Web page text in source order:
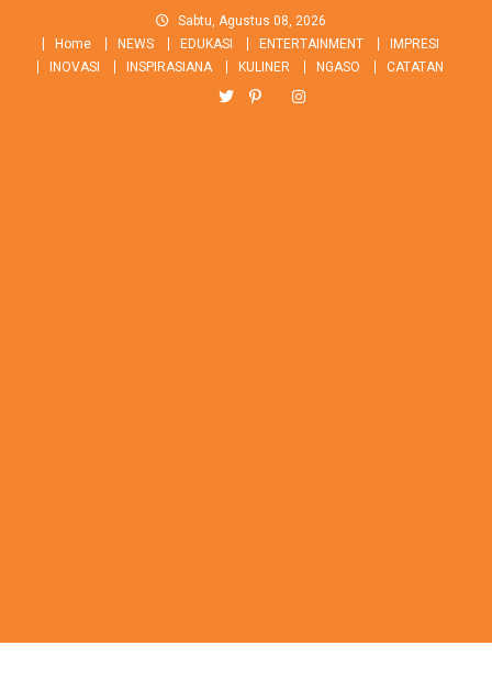
content
Sabtu, Agustus 08, 2026
Home
NEWS EDUKASI ENTERTAINMENT
IMPRESI
INOVASI
INSPIRASIANA KULINER NGASO CATATAN